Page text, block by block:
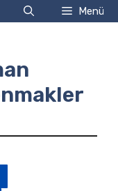
Menü